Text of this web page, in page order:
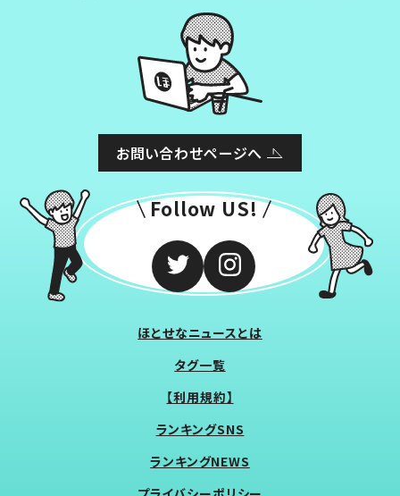
お問い合わせページへ
Follow US!
ほとせなニュースとは
タグ一覧
【利用規約】
ランキングSNS
ランキングNEWS